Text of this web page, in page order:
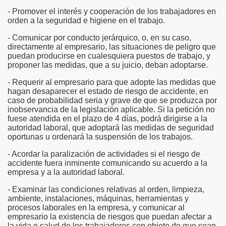
- Promover el interés y cooperación de los trabajadores en
orden a la seguridad e higiene en el trabajo.
- Comunicar por conducto jerárquico, o, en su caso,
directamente al empresario, las situaciones de peligro que
puedan producirse en cualesquiera puestos de trabajo, y
proponer las medidas, que a su juicio, deban adoptarse.
- Requerir al empresario para que adopte las medidas que
hagan desaparecer el estado de riesgo de accidente, en
caso de probabilidad seria y grave de que se produzca por
inobservancia de la legislación aplicable. Si la petición no
fuese atendida en el plazo de 4 días, podrá dirigirse a la
autoridad laboral, que adoptará las medidas de seguridad
oportunas u ordenará la suspensión de los trabajos.
- Acordar la paralización de actividades si el riesgo de
accidente fuera inminente comunicando su acuerdo a la
empresa y a la autoridad laboral.
- Examinar las condiciones relativas al orden, limpieza,
ambiente, instalaciones, máquinas, herramientas y
procesos laborales en la empresa, y comunicar al
empresario la existencia de riesgos que puedan afectar a